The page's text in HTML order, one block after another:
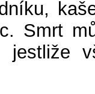
Smrt
jestliže